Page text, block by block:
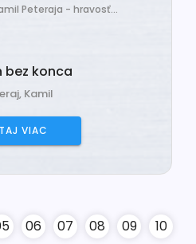
Peteraja - hravosť...
bez konca
Kamil
VIAC
5 06 07 08 09 10